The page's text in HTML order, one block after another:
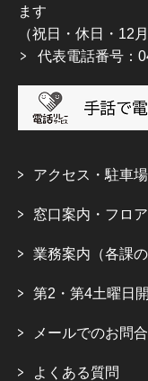
ます
（祝日・休日・12
代表電話番号：
アクセス・駐車場
窓口案内・フロ
業務案内（各課の
第2・第4土曜日
メールでのお問
よくある質問